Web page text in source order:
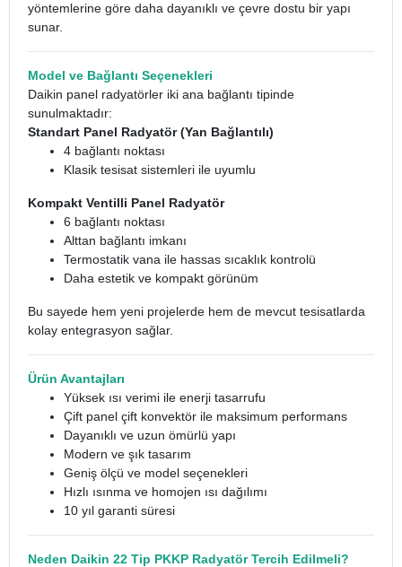
yöntemlerine göre daha dayanıklı ve çevre dostu bir yapı
sunar.
Model ve Bağlantı Seçenekleri
Daikin panel radyatörler iki ana bağlantı tipinde
sunulmaktadır:
Standart Panel Radyatör (Yan Bağlantılı)
4 bağlantı noktası
Klasik tesisat sistemleri ile uyumlu
Kompakt Ventilli Panel Radyatör
6 bağlantı noktası
Alttan bağlantı imkanı
Termostatik vana ile hassas sıcaklık kontrolü
Daha estetik ve kompakt görünüm
Bu sayede hem yeni projelerde hem de mevcut tesisatlarda
kolay entegrasyon sağlar.
Ürün Avantajları
Yüksek ısı verimi ile enerji tasarrufu
Çift panel çift konvektör ile maksimum performans
Dayanıklı ve uzun ömürlü yapı
Modern ve şık tasarım
Geniş ölçü ve model seçenekleri
Hızlı ısınma ve homojen ısı dağılımı
10 yıl garanti süresi
Neden Daikin 22 Tip PKKP Radyatör Tercih Edilmeli?